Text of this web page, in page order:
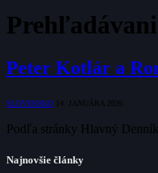
Peter Kotlár a
SLOVENSKO 14. JANUÁRA 2026
Podľa stránky Hlavný
Najnovšie články